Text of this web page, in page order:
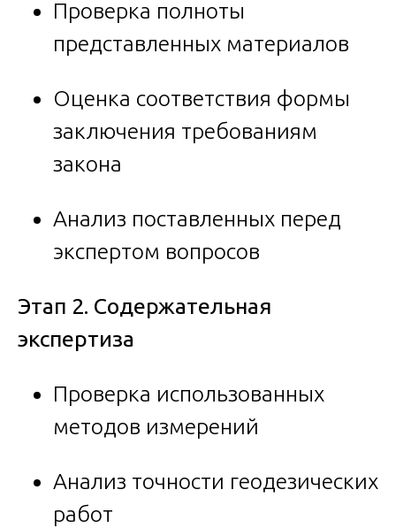
Проверка полноты
представленных материалов
Оценка соответствия формы
заключения требованиям
закона
Анализ поставленных перед
экспертом вопросов
Этап 2. Содержательная
экспертиза
Проверка использованных
методов измерений
Анализ точности геодезических
работ